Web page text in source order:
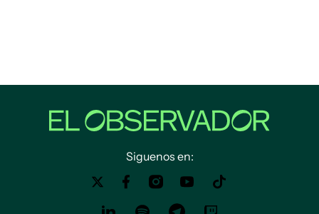
Siguenos en: